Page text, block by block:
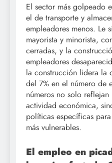
El sector más golpeado
el de transporte y
empleadores menos. Le
mayorista y minorista,
cerradas, y la
empleadores
la construcción lidera la
del 7% en el número de
números no solo
actividad económica,
políticas específicas
más vulnerables.
El empleo en